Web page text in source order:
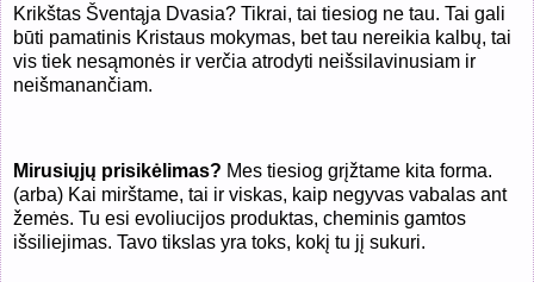
Krikštas Šventąja Dvasia? Tikrai, tai tiesiog ne tau. Tai gali
būti pamatinis Kristaus mokymas, bet tau nereikia kalbų, tai
vis tiek nesąmonės ir verčia atrodyti neišsilavinusiam ir
neišmanančiam.
Mirusiųjų prisikėlimas? Mes tiesiog grįžtame kita forma.
(arba) Kai mirštame, tai ir viskas, kaip negyvas vabalas ant
žemės. Tu esi evoliucijos produktas, cheminis gamtos
išsiliejimas. Tavo tikslas yra toks, kokį tu jį sukuri.